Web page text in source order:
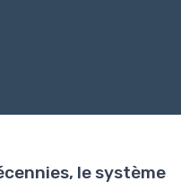
le système